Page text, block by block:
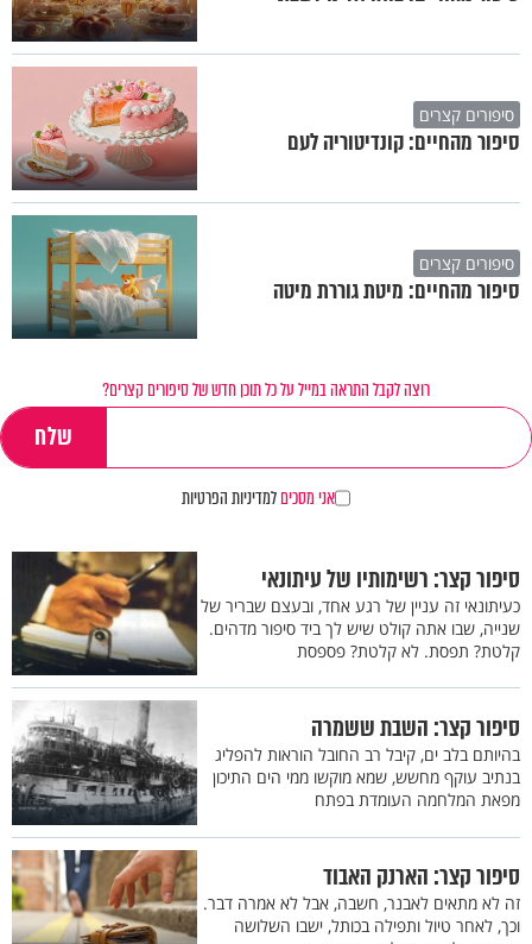
סיפורים קצרים
סיפור מהחיים: קונדיטוריה לעם
סיפורים קצרים
סיפור מהחיים: מיטת גוררת מיטה
רוצה לקבל התראה במייל על כל תוכן חדש של סיפורים קצרים?
אני מסכיםלמדיניות הפרטיות
סיפור קצר: רשימותיו של עיתונאי
כעיתונאי זה עניין של רגע אחד, ובעצם שבריר של
שנייה, שבו אתה קולט שיש לך ביד סיפור מדהים.
קלטת? תפסת. לא קלטת? פספסת
סיפור קצר: השבת ששמרה
בהיותם בלב ים, קיבל רב החובל הוראות להפליג
בנתיב עוקף מחשש, שמא מוקשו ממי הים התיכון
מפאת המלחמה העומדת בפתח
סיפור קצר: הארנק האבוד
זה לא מתאים לאבנר, חשבה, אבל לא אמרה דבר.
וכך, לאחר טיול ותפילה בכותל, ישבו השלושה